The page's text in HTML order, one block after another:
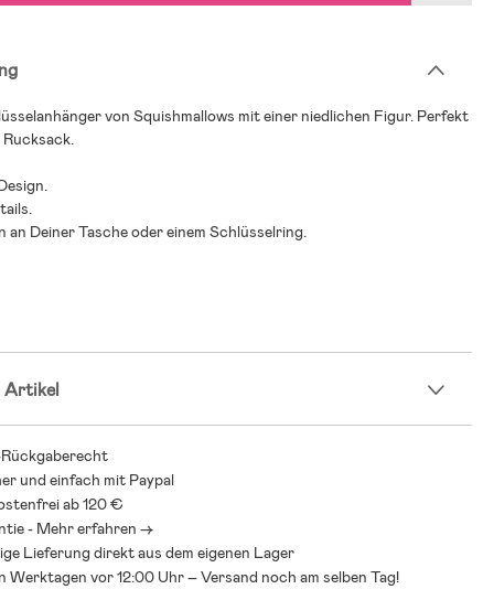
von Squishmallows mit einer niedlichen Figur. Perfekt
an Deiner Tasche oder einem Schlüsselring.
Artikel
und einfach mit Paypal
ab 120 €
- Mehr erfahren ->
Lieferung direkt aus dem eigenen Lager
Werktagen vor 12:00 Uhr – Versand noch am selben Tag!